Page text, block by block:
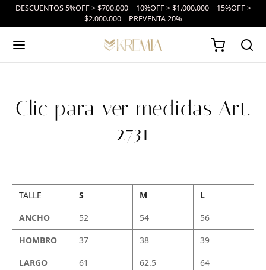
DESCUENTOS 5%OFF > $700.000 | 10%OFF > $1.000.000 | 15%OFF >
$2.000.000 | PREVENTA 20%
Clic para ver medidas Art.
2731
TALLE S M
L
ANCHO
52 54
56
HOMBRO
37 38
39
LARGO
61 62.5 64